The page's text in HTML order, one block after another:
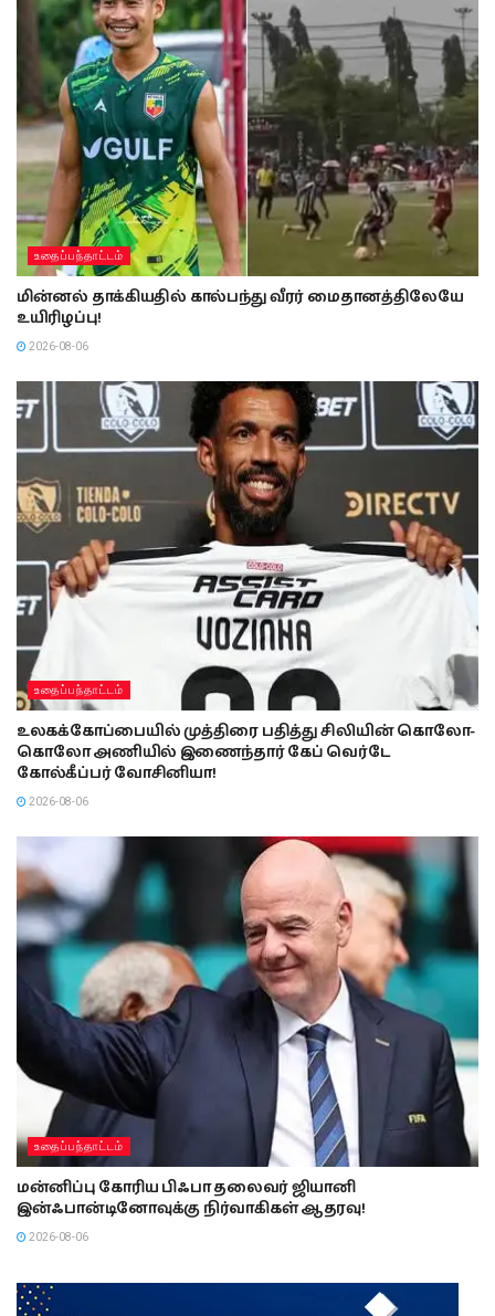
உதைப்பந்தாட்டம்
மின்னல் தாக்கியதில் கால்பந்து வீரர் மைதானத்திலேயே
உயிரிழப்பு!
2026-08-06
உதைப்பந்தாட்டம்
உலகக்கோப்பையில் முத்திரை பதித்து சிலியின் கொலோ-
கொலோ அணியில் இணைந்தார் கேப் வெர்டே
கோல்கீப்பர் வோசினியா!
2026-08-06
உதைப்பந்தாட்டம்
மன்னிப்பு கோரிய பிஃபா தலைவர் ஜியானி
இன்ஃபான்டினோவுக்கு நிர்வாகிகள் ஆதரவு!
2026-08-06